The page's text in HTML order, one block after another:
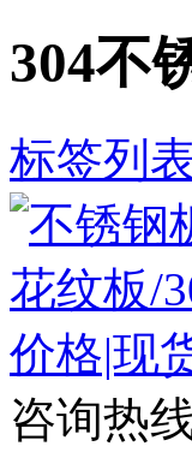
304不
标签列
咨询热线